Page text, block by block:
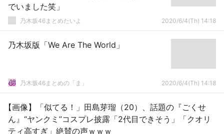
でいました笑」
乃木坂46まとめたいよ 2020/6/4(Th) 14:18
乃木坂版「We Are The World」
乃木坂46まとめの「ま」 2020/6/4(Th) 14:18
【画像】「似てる！」田島芽瑠（20）、話題の『ごくせ
ん』“ヤンクミ”コスプレ披露「2代目できそう」「クオリ
ティ高すぎ」絶賛の声ｗｗｗ